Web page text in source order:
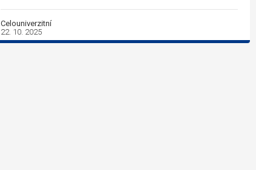
Celouniverzitní
22. 10. 2025